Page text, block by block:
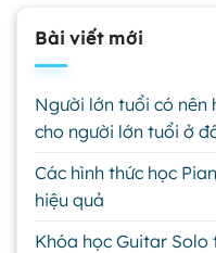
Bài viết mới
Người lớn tuổi có nên
cho người lớn tuổi ở
Các hình thức học
hiệu quả
Khóa học Guitar Solo